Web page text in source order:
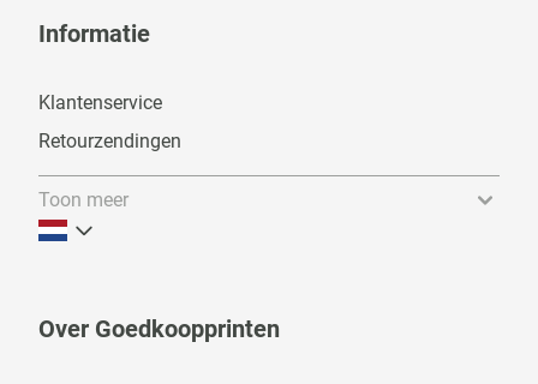
Informatie
Klantenservice
Retourzendingen
Toon meer
Over Goedkoopprinten